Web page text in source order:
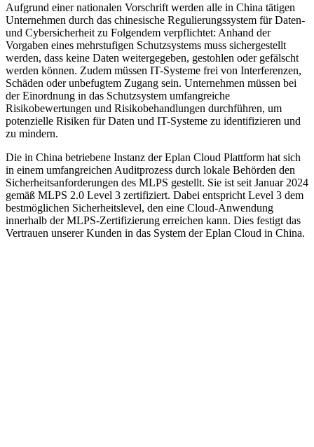
Aufgrund einer nationalen Vorschrift werden alle in China tätigen
Unternehmen durch das chinesische Regulierungssystem für Daten-
und Cybersicherheit zu Folgendem verpflichtet: Anhand der
Vorgaben eines mehrstufigen Schutzsystems muss sichergestellt
werden, dass keine Daten weitergegeben, gestohlen oder gefälscht
werden können. Zudem müssen IT-Systeme frei von Interferenzen,
Schäden oder unbefugtem Zugang sein. Unternehmen müssen bei
der Einordnung in das Schutzsystem umfangreiche
Risikobewertungen und Risikobehandlungen durchführen, um
potenzielle Risiken für Daten und IT-Systeme zu identifizieren und
zu mindern.
Die in China betriebene Instanz der Eplan Cloud Plattform hat sich
in einem umfangreichen Auditprozess durch lokale Behörden den
Sicherheitsanforderungen des MLPS gestellt. Sie ist seit Januar 2024
gemäß MLPS 2.0 Level 3 zertifiziert. Dabei entspricht Level 3 dem
bestmöglichen Sicherheitslevel, den eine Cloud-Anwendung
innerhalb der MLPS-Zertifizierung erreichen kann. Dies festigt das
Vertrauen unserer Kunden in das System der Eplan Cloud in China.